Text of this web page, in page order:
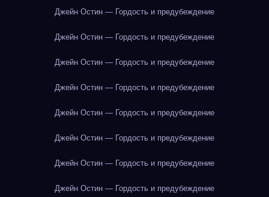
Джейн Остин — Гордость и предубеждение
Джейн Остин — Гордость и предубеждение
Джейн Остин — Гордость и предубеждение
Джейн Остин — Гордость и предубеждение
Джейн Остин — Гордость и предубеждение
Джейн Остин — Гордость и предубеждение
Джейн Остин — Гордость и предубеждение
Джейн Остин — Гордость и предубеждение